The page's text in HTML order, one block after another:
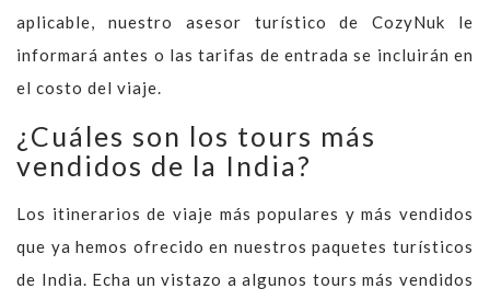
aplicable, nuestro asesor turístico de CozyNuk le
informará antes o las tarifas de entrada se incluirán en
el costo del viaje.
¿Cuáles son los tours más
vendidos de la India?
Los itinerarios de viaje más populares y más vendidos
que ya hemos ofrecido en nuestros paquetes turísticos
de India. Echa un vistazo a algunos tours más vendidos